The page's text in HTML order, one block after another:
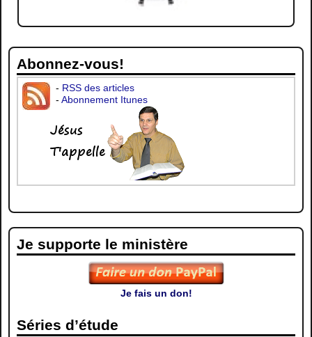
Abonnez-vous!
- RSS des articles
-Abonnement Itunes
Je supporte le ministère
Je fais un don!
Séries d’étude